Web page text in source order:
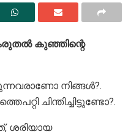
കുഞ്ഞിന്റെ
നിങ്ങള്‍?.
ചിന്തിച്ചിട്ടുണ്ടോ?.
ശരിയായ